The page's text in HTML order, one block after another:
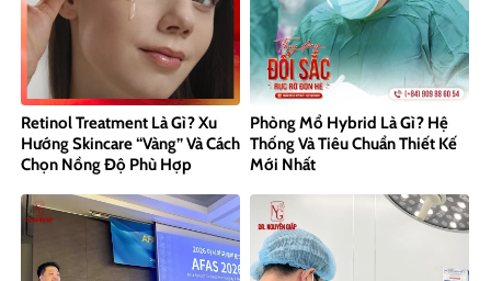
Retinol Treatment Là Gì? Xu
Hướng Skincare “Vàng” Và Cách
Chọn Nồng Độ Phù Hợp
Phòng Mổ Hybrid Là Gì? Hệ
Thống Và Tiêu Chuẩn Thiết Kế
Mới Nhất